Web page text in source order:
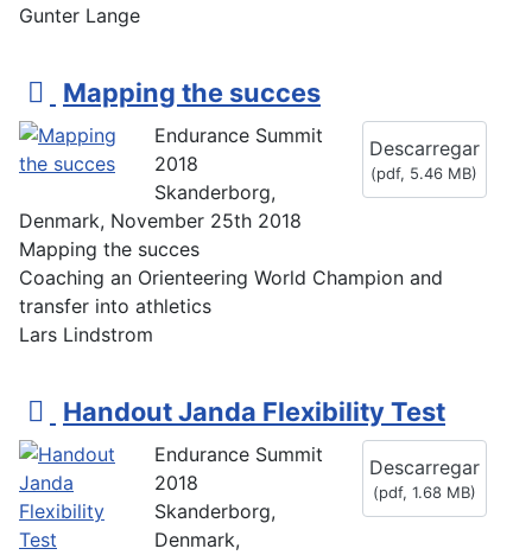
Gunter Lange
p
d
f
Mapping the succes
Descarregar
(pdf, 5.46 MB)
Endurance Summit
2018
Skanderborg,
Denmark, November 25th 2018
Mapping the succes
Coaching an Orienteering World Champion and
transfer into athletics
Lars Lindstrom
p
d
f
Handout Janda Flexibility Test
Descarregar
(pdf, 1.68 MB)
Endurance Summit
2018
Skanderborg,
Denmark,